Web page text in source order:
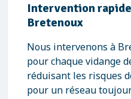
Intervention
Bretenoux
Nous intervenons à
pour chaque vidange
réduisant les risques
pour un réseau